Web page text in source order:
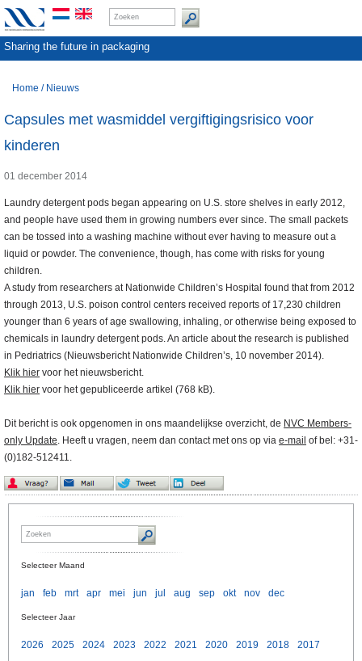
Sharing the future in packaging
Home / Nieuws
Capsules met wasmiddel vergiftigingsrisico voor
kinderen
01 december 2014
Laundry detergent pods began appearing on U.S. store shelves in early 2012,
and people have used them in growing numbers ever since. The small packets
can be tossed into a washing machine without ever having to measure out a
liquid or powder. The convenience, though, has come with risks for young
children.
A study from researchers at Nationwide Children’s Hospital found that from 2012
through 2013, U.S. poison control centers received reports of 17,230 children
younger than 6 years of age swallowing, inhaling, or otherwise being exposed to
chemicals in laundry detergent pods. An article about the research is published
in Pedriatrics (Nieuwsbericht Nationwide Children’s, 10 november 2014).
Klik hier voor het nieuwsbericht.
Klik hier voor het gepubliceerde artikel (768 kB).
Dit bericht is ook opgenomen in ons maandelijkse overzicht, de NVC Members-
only Update. Heeft u vragen, neem dan contact met ons op via e-mail of bel: +31-
(0)182-512411.
Selecteer Maand
jan feb mrt apr mei jun jul aug sep okt nov dec
Selecteer Jaar
2026 2025 2024 2023 2022 2021 2020 2019 2018
2017